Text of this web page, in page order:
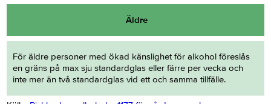
Äldre
För äldre personer med ökad känslighet för alkohol föreslås
en gräns på max sju standardglas eller färre per vecka och
inte mer än två standardglas vid ett och samma tillfälle.